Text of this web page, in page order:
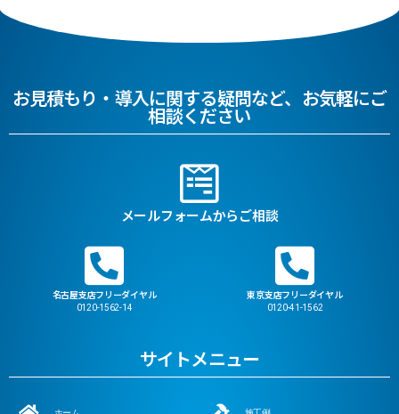
お見積もり・導入に関する疑問など、お気軽にご
相談ください
メールフォームからご相談
名古屋支店フリーダイヤル
0120-1562-14
東京支店フリーダイヤル
0120-41-1562
サイトメニュー